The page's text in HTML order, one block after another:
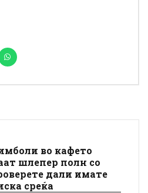
во кафето
шлепер полн со
дали имате
среќа